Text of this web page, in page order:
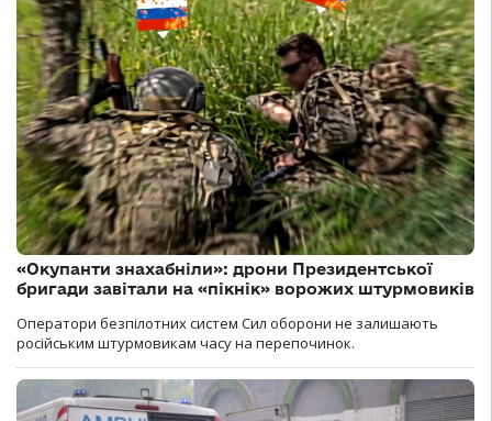
«Окупанти знахабніли»: дрони Президентської
бригади завітали на «пікнік» ворожих штурмовиків
Оператори безпілотних систем Сил оборони не залишають
російським штурмовикам часу на перепочинок.